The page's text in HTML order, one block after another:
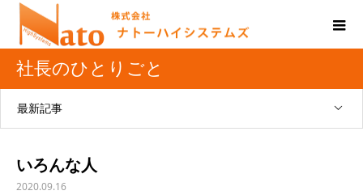
社長のひとりごと
最新記事
いろんな人
2020.09.16